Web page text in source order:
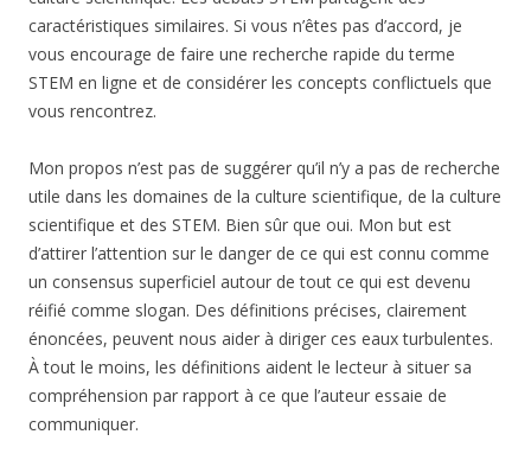
caractéristiques similaires. Si vous n’êtes pas d’accord, je
vous encourage de faire une recherche rapide du terme
STEM en ligne et de considérer les concepts conflictuels que
vous rencontrez.
Mon propos n’est pas de suggérer qu’il n’y a pas de recherche
utile dans les domaines de la culture scientifique, de la culture
scientifique et des STEM. Bien sûr que oui. Mon but est
d’attirer l’attention sur le danger de ce qui est connu comme
un consensus superficiel autour de tout ce qui est devenu
réifié comme slogan. Des définitions précises, clairement
énoncées, peuvent nous aider à diriger ces eaux turbulentes.
À tout le moins, les définitions aident le lecteur à situer sa
compréhension par rapport à ce que l’auteur essaie de
communiquer.